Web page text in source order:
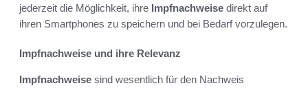
jederzeit die Möglichkeit, ihre Impfnachweise direkt auf
ihren Smartphones zu speichern und bei Bedarf vorzulegen.
Impfnachweise und ihre Relevanz
Impfnachweise sind wesentlich für den Nachweis